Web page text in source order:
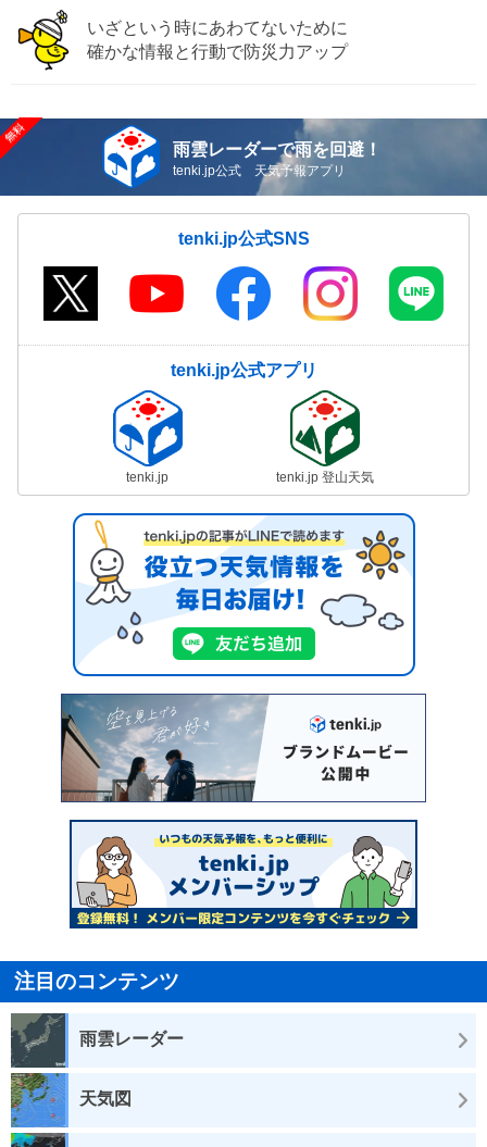
いざという時にあわてないために
確かな情報と行動で防災力アップ
雨雲レーダーで雨を回避！
tenki.jp公式 天気予報アプリ
tenki.jp公式SNS
tenki.jp公式アプリ
tenki.jp tenki.jp 登山天気
注目のコンテンツ
雨雲レーダー
天気図